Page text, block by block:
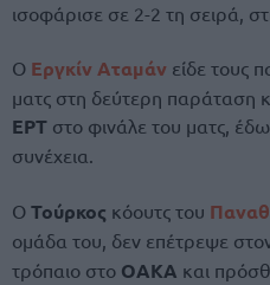
ισοφάρισε σε 2-2 τη σειρά,
Ο Εργκίν Αταμάν είδε τους
ματς στη δεύτερη παράταση
ΕΡΤ στο φινάλε του ματς,
συνέχεια.
Ο Τούρκος κόουτς του
ομάδα του, δεν επέτρεψε
τρόπαιο στο ΟΑΚΑ και